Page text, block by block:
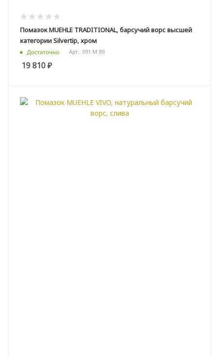
Помазок MUEHLE TRADITIONAL, барсучий ворс высшей
категории Silvertip, хром
Достаточно Арт.: 091 M 89
19 810₽